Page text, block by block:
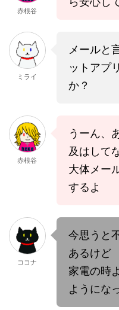
赤根谷
ミライ
メールと
ットアプ
か？
赤根谷
うーん、
及はして
大体メー
するよ
ココナ
今思うと
あるけど
家電の時
ようにな